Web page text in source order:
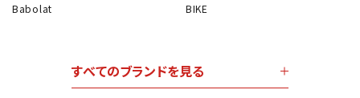
Babolat BIKE
すべてのブランドを見る